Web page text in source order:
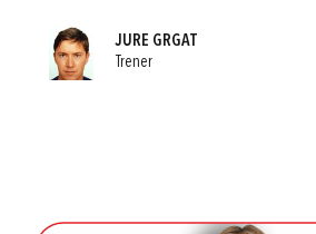
JURE GRGAT
Trener